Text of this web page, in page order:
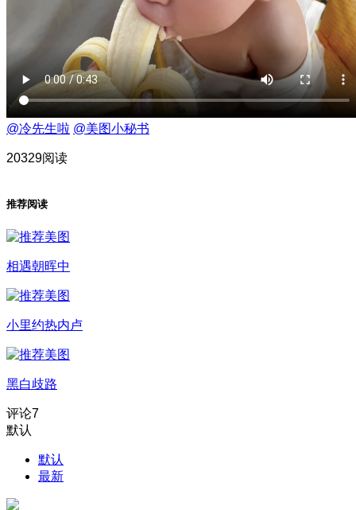
@冷先生啦 @美图小秘书
20329阅读
推荐阅读
相遇朝晖中
小里约热内卢
黑白歧路
评论7
默认
默认
最新